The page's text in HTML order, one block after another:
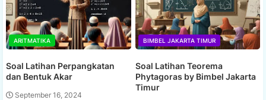
ARITMATIKA
Soal Latihan Perpangkatan
dan Bentuk Akar
September 16, 2024
BIMBEL JAKARTA TIMUR
Soal Latihan Teorema
Phytagoras by Bimbel Jakarta
Timur